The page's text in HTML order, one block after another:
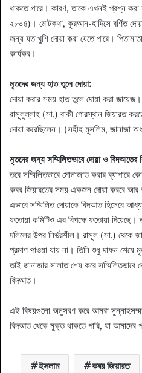
থাকতে পারে। কারণ, তাকে এখনই প্রশ্ন
২৮০৪)। মোটকথা, কুরআন-হাদিসে বর্ণিত
জন্য যত খুশি দোয়া করা যেতে পারে।
কার্যকর।
মৃতদের জন্য হাত তুলে দোয়া:
দোয়া করার সময় হাত তুলে দোয়া করা
রাসূলুল্লাহ (সা.) বাকী গোরস্থান জিয়ারত
দোয়া করেছিলেন। (সহীহ মুসলিম, জানাজা
মৃতদের জন্য সম্মিলিতভাবে দোয়া ও বিদআতের
তবে সম্মিলিতভাবে মোনাজাত করার ব্যাপারে
কবর জিয়ারতের সময় একজন দোয়া করবে আর
এভাবে সম্মিলিত দোয়াকে বিদআত হিসেবে
ফতোয়া কমিটিও এর বিপক্ষে ফতোয়া দিয়েছে।
দলিলের উপর নির্ভরশীল। রাসূল (সা.) থেকে
প্রমাণ পাওয়া যায় না। তিনি শুধু দাফন
তাই জানাজার সালাত শেষ করে
বিদআত।
এই বিষয়গুলো অনুসরণ করে আমরা
বিদআত থেকে মুক্ত থাকতে পারি, যা আমাদের
ইসলাম কবর জিয়ারত